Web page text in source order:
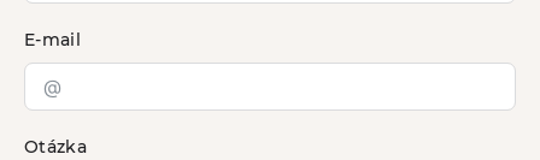
E-mail
Otázka